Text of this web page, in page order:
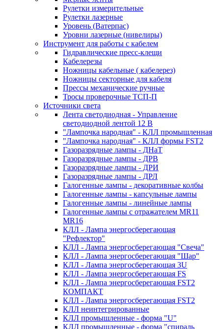
Рулетки измерительные
Рулетки лазерные
Уровень (Ватерпас)
Уровни лазерные (нивелиры)
Инструмент для работы с кабелем
Гидравлические пресс-клещи
Кабелерезы
Ножницы кабельные ( кабелерез)
Ножницы секторные для кабеля
Прессы механические ручные
Тросы проверочные ТСП-П
Источники света
Лента светодиодная - Управление
светодиодной лентой 12 В
"Лампочка народная" - КЛЛ промышленная
"Лампочка народная" - КЛЛ формы FST2
Газоразрядные лампы - ДНаТ
Газоразрядные лампы - ДРВ
Газоразрядные лампы - ДРИ
Газоразрядные лампы - ДРЛ
Галогенные лампы - декоративные колбы
Галогенные лампы - капсульные лампы
Галогенные лампы - линейные лампы
Галогенные лампы с отражателем MR11
MR16
КЛЛ - Лампа энергосберегающая
"Рефлектор"
КЛЛ - Лампа энергосберегающая "Свеча"
КЛЛ - Лампа энергосберегающая "Шар"
КЛЛ - Лампа энергосберегающая 3U
КЛЛ - Лампа энергосберегающая FS
КЛЛ - Лампа энергосберегающая FST2
КОМПАКТ
КЛЛ - Лампа энергосберегающая FSТ2
КЛЛ неинтегрированные
КЛЛ промышленные - форма "U"
КЛЛ промышленные - форма "спираль